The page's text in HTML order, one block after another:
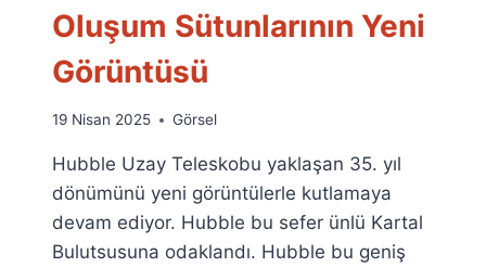
Oluşum Sütunlarının Yeni
Görüntüsü
By
Fuat
Özyar
19 Nisan 2025 Görsel
Hubble Uzay Teleskobu yaklaşan 35. yıl
dönümünü yeni görüntülerle kutlamaya
devam ediyor. Hubble bu sefer ünlü Kartal
Bulutsusuna odaklandı. Hubble bu geniş